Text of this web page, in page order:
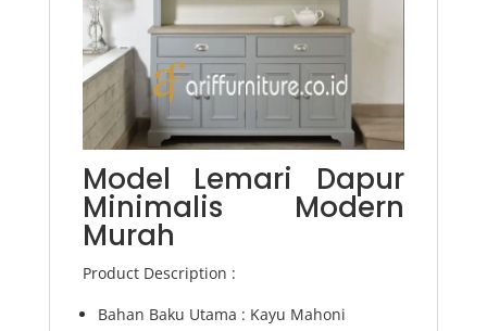
Model Lemari Dapur
Minimalis Modern
Murah
Product Description :
Bahan Baku Utama : Kayu Mahoni